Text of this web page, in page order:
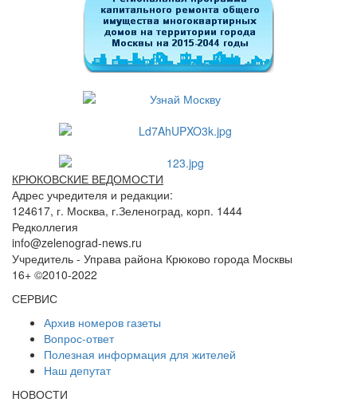
КРЮКОВСКИЕ ВЕДОМОСТИ
Адрес учредителя и редакции:
124617, г. Москва, г.Зеленоград, корп. 1444
Редколлегия
info@zelenograd-news.ru
Учредитель - Управа района Крюково города Москвы
16+ ©2010-2022
СЕРВИС
Архив номеров газеты
Вопрос-ответ
Полезная информация для жителей
Наш депутат
НОВОСТИ